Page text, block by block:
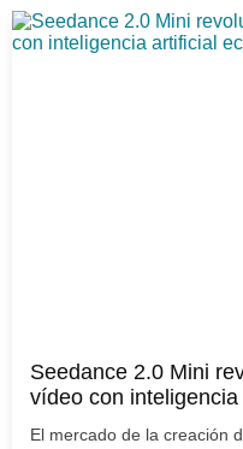
Seedance 2.0 Mini
vídeo con
El mercado de la creación